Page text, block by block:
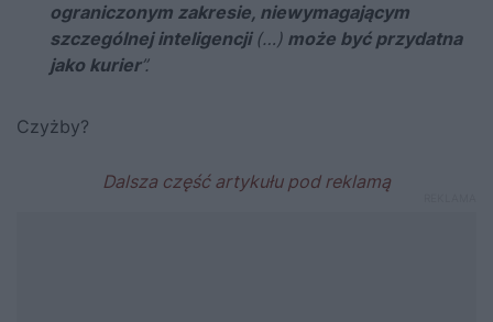
ograniczonym zakresie, niewymagającym
szczególnej inteligencji(…) może być przydatna
jako kurier”.
Czyżby?